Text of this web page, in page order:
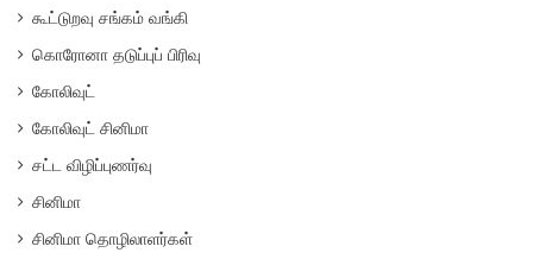
கூட்டுறவு சங்கம் வங்கி
கொரோனா தடுப்புப் பிரிவு
கோலிவுட்
கோலிவுட் சினிமா
சட்ட விழிப்புணர்வு
சினிமா
சினிமா தொழிலாளர்கள்